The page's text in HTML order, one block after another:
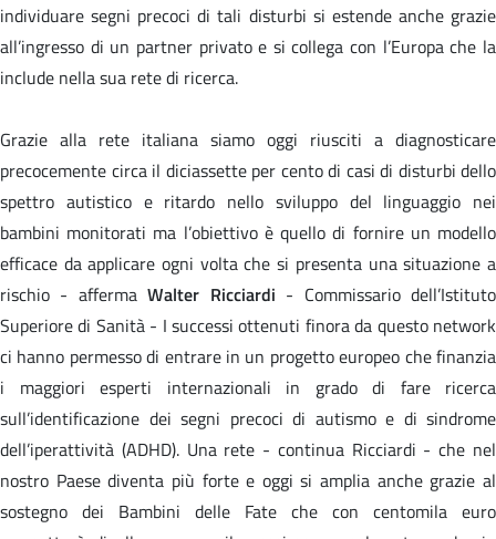
individuare segni precoci di tali disturbi si estende anche grazie
all’ingresso di un partner privato e si collega con l’Europa che la
include nella sua rete di ricerca.
Grazie alla rete italiana siamo oggi riusciti a diagnosticare
precocemente circa il diciassette per cento di casi di disturbi dello
spettro autistico e ritardo nello sviluppo del linguaggio nei
bambini monitorati ma l’obiettivo è quello di fornire un modello
efficace da applicare ogni volta che si presenta una situazione a
rischio - affermaWalter Ricciardi - Commissario dell’Istituto
Superiore di Sanità - I successi ottenuti finora da questo network
ci hanno permesso di entrare in un progetto europeo che finanzia
i maggiori esperti internazionali in grado di fare ricerca
sull’identificazione dei segni precoci di autismo e di sindrome
dell’iperattività (ADHD). Una rete - continua Ricciardi - che nel
nostro Paese diventa più forte e oggi si amplia anche grazie al
sostegno dei Bambini delle Fate che con centomila euro